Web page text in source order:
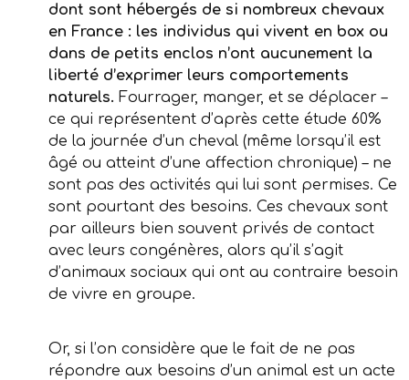
dont sont hébergés de si nombreux chevaux
en France : les individus qui vivent en box ou
dans de petits enclos n’ont aucunement la
liberté d’exprimer leurs comportements
naturels. Fourrager, manger, et se déplacer –
ce qui représentent d’après cette étude 60%
de la journée d’un cheval (même lorsqu’il est
âgé ou atteint d’une affection chronique) – ne
sont pas des activités qui lui sont permises. Ce
sont pourtant des besoins. Ces chevaux sont
par ailleurs bien souvent privés de contact
avec leurs congénères, alors qu’il s’agit
d’animaux sociaux qui ont au contraire besoin
de vivre en groupe.
Or, si l’on considère que le fait de ne pas
répondre aux besoins d’un animal est un acte